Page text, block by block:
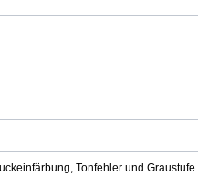
Tonfehler und Graustufe